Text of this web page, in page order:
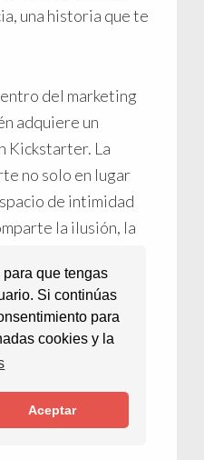
que tengas
Si continúas
para
cookies y la
Aceptar
una historia que te
del marketing
adquiere un
Kickstarter. La
no solo en lugar
de intimidad
la ilusión, la
Kickstarter como
sus productos
forma de
ritmo pausado,
o ternura.